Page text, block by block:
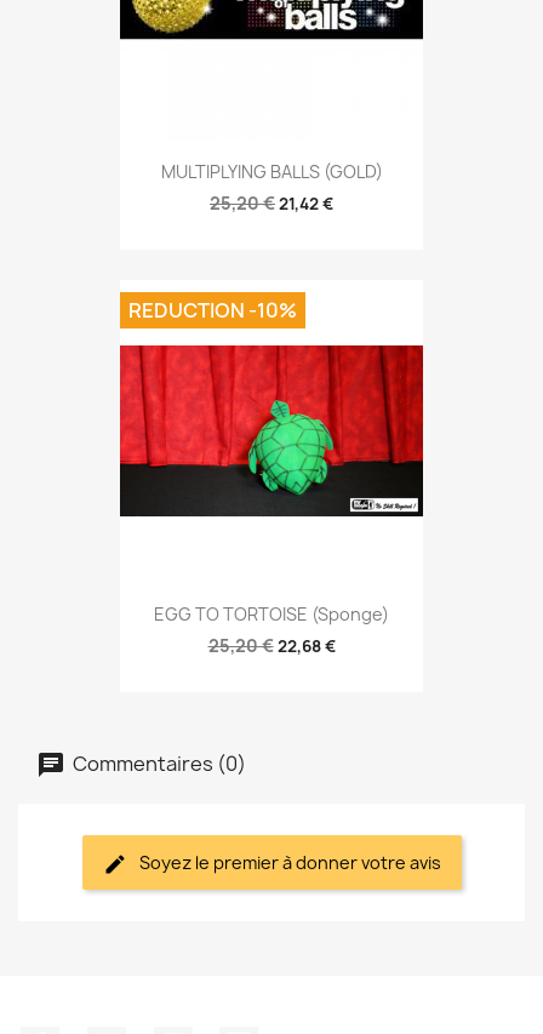
MULTIPLYING BALLS (GOLD)
25,20 €21,42 €
EGG TO TORTOISE (Sponge)
25,20 €22,68 €
REDUCTION -10%
Commentaires (0)
Soyez le premier à donner votre avis